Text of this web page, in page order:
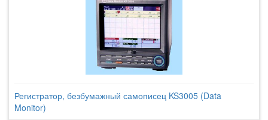
Регистратор, безбумажный самописец KS3005 (Data
Monitor)